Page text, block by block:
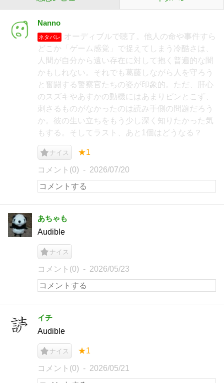
Nanno
ネタバレ
オーディブルで聴了。他人の命や事件すら
どこか「ゲーム感覚」で捉えてしまう冷酷さは、
人間が自分から遠い存在に対して抱く普遍的な闇
かもしれない。それでも葛藤しながら人を守ろう
と奮闘する警察官たちの姿が印象的。ただ、肝心
のスズキやあすかの動機にはあまりピンとこず、
刺さるものがなかったのは読み手側の問題だろう
か。彼の生い立ちをもう少し深く知りたかった気
もする。そしてラスト、あと1個はどうなる？
ナイス ★1
コメント(0) 2026/07/20
あちゃも
Audible
ナイス
コメント(0) 2026/05/23
イチ
Audible
ナイス ★1
コメント(0) 2026/05/21